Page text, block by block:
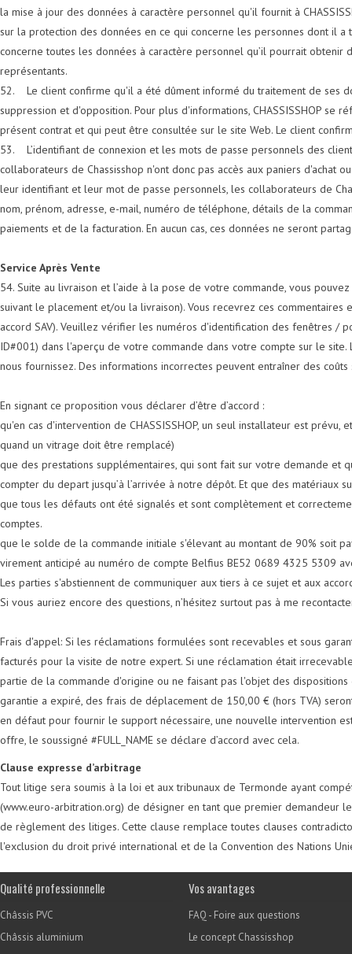
la mise à jour des données à caractère personnel qu'il fournit à
sur la protection des données en ce qui concerne les personnes dont il a
concerne toutes les données à caractère personnel qu’il pourrait
représentants.
52. Le client confirme qu'il a été dûment informé du traitement de ses
suppression et d'opposition. Pour plus d'informations, CHASSISSHOP
présent contrat et qui peut être consultée sur le site Web. Le client
53. L’identifiant de connexion et les mots de passe personnels des
collaborateurs de Chassisshop n'ont donc pas accès aux paniers d'achat
leur identifiant et leur mot de passe personnels, les collaborateurs de
nom, prénom, adresse, e-mail, numéro de téléphone, détails de la
paiements et de la facturation. En aucun cas, ces données ne seront
Service Après Vente
54. Suite au livraison et l’aide à la pose de votre commande, vous
suivant le placement et/ou la livraison). Vous recevrez ces
accord SAV). Veuillez vérifier les numéros d'identification des fenêtres /
ID#001) dans l'aperçu de votre commande dans votre compte sur le
nous fournissez. Des informations incorrectes peuvent entraîner des
En signant ce proposition vous déclarer d’être d’accord :
qu'en cas d'intervention de CHASSISSHOP, un seul installateur est
quand un vitrage doit être remplacé)
que des prestations supplémentaires, qui sont fait sur votre demande et
compter du depart jusqu’à l’arrivée à notre dépôt. Et que des matériaux
que tous les défauts ont été signalés et sont complètement et
comptes.
que le solde de la commande initiale s'élevant au montant de 90% soit
virement anticipé au numéro de compte Belfius BE52 0689 4325 5309
Les parties s'abstiennent de communiquer aux tiers à ce sujet et aux
Si vous auriez encore des questions, n’hésitez surtout pas à me
Frais d'appel: Si les réclamations formulées sont recevables et sous
facturés pour la visite de notre expert. Si une réclamation était
partie de la commande d'origine ou ne faisant pas l'objet des
garantie a expiré, des frais de déplacement de 150,00 € (hors TVA)
en défaut pour fournir le support nécessaire, une nouvelle intervention
offre, le soussigné #FULL_NAME se déclare d’accord avec cela.
Clause expresse d’arbitrage
Tout litige sera soumis à la loi et aux tribunaux de Termonde ayant
(www.euro-arbitration.org) de désigner en tant que premier demandeur
de règlement des litiges. Cette clause remplace toutes clauses
l'exclusion du droit privé international et de la Convention des Nations
Qualité professionnelle
Châssis PVC
Châssis aluminium
Vos avantages
FAQ - Foire aux questions
Le concept Chassisshop